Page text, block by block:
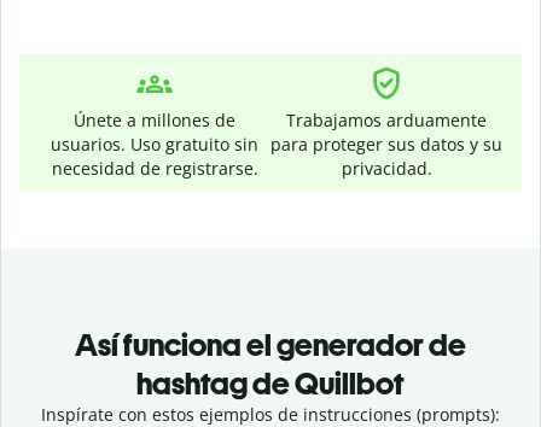
Únete a millones de
usuarios. Uso gratuito sin
necesidad de registrarse.
Trabajamos arduamente
para proteger sus datos y su
privacidad.
Así funciona el generador de
hashtag de Quillbot
Inspírate con estos ejemplos de instrucciones (prompts):